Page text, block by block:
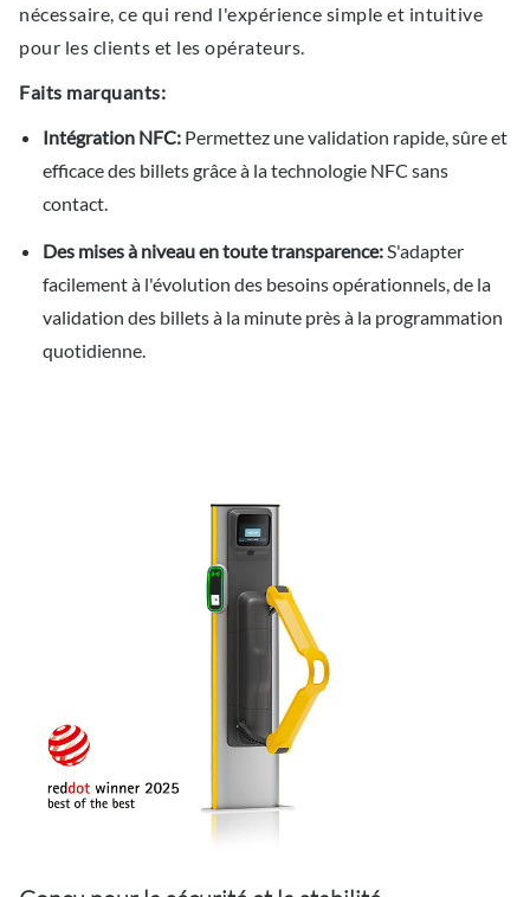
nécessaire, ce qui rend l'expérience simple et intuitive
pour les clients et les opérateurs.
Faits marquants:
Intégration NFC: Permettez une validation rapide, sûre et
efficace des billets grâce à la technologie NFC sans
contact.
Des mises à niveau en toute transparence: S'adapter
facilement à l'évolution des besoins opérationnels, de la
validation des billets à la minute près à la programmation
quotidienne.